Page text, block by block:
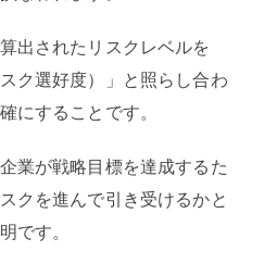
出されたリスクレベルを
ク選好度）」と照らし合わ
にすることです。
業が戦略目標を達成するた
クを進んで引き受けるかと
です。